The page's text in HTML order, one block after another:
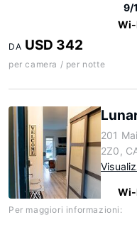
9/
Wi-
DA USD 342
per camera / per notte
201
2Z0,
Wi-
Per maggiori informazioni: